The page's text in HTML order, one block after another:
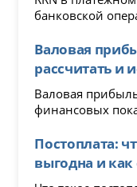
банковской
Валовая
рассчитать и
Валовая
финансовых
Постоплата:
выгодна и как